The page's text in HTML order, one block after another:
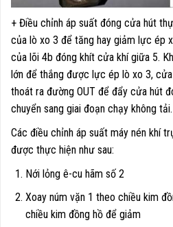
+ Điều chỉnh áp suất đóng cửa hút
của lò xo 3 để tăng hay giảm lực ép
của lõi 4b đóng khít cửa khí giữa 5.
lớn để thắng được lực ép lò xo 3,
thoát ra đường OUT để đẩy cửa hút
chuyển sang giai đoạn chạy không tải.
Các điều chỉnh áp suất máy nén khí
được thực hiện như sau:
Nới lỏng ê-cu hãm số 2
Xoay núm vặn 1 theo chiều kim
chiều kim đồng hồ để giảm